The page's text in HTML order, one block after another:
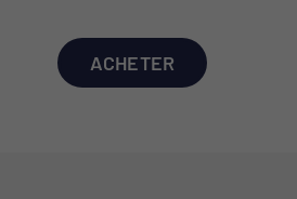
ACHETER